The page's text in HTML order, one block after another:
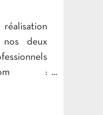
deux
: